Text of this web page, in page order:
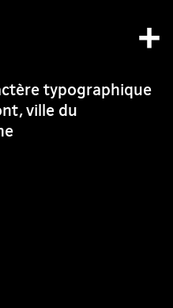
typographique
ville du